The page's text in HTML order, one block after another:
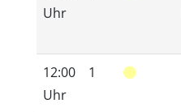
Uhr
12:00
Uhr
1